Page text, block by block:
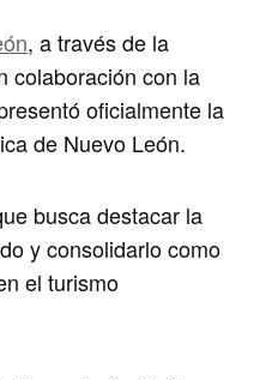
, a través de la
colaboración con la
oficialmente la
de Nuevo León.
busca destacar la
y consolidarlo como
el turismo